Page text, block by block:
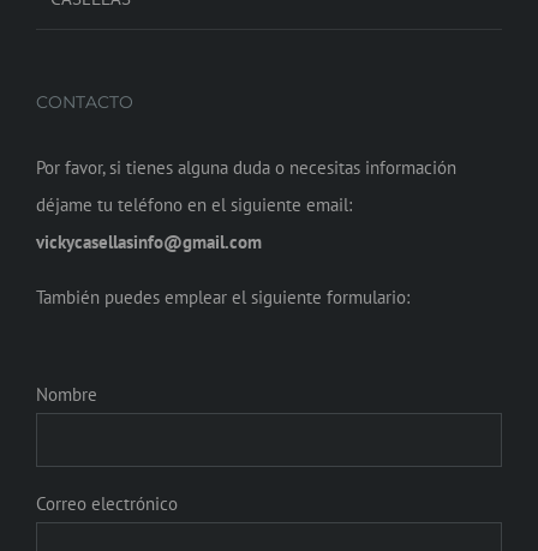
CONTACTO
Por favor, si tienes alguna duda o necesitas información
déjame tu teléfono en el siguiente email:
vickycasellasinfo@gmail.com
También puedes emplear el siguiente formulario:
Nombre
Correo electrónico